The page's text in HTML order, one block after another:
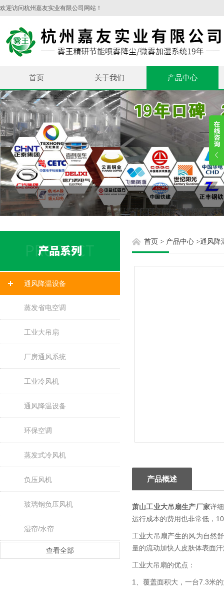
欢迎访问杭州嘉友实业有限公司网站！
首页 关于我们 产品中心
通风降温设备
蒸发省电空调
工业大吊扇
厂房通风系统
工业冷风机
通风降温设备
环保空调
蒸发式冷风机
负压风机
玻璃钢负压风机
湿帘/水帘
查看全部
首页 > 产品中心 >通风降
产品概述
萧山工业大吊扇生产厂家详
运行成本的费用也非常低，
工业大吊扇产生的风为自然
量的流动加快人皮肤体表面
工业大吊扇的优点：
1、覆盖面积大，一台7.3米